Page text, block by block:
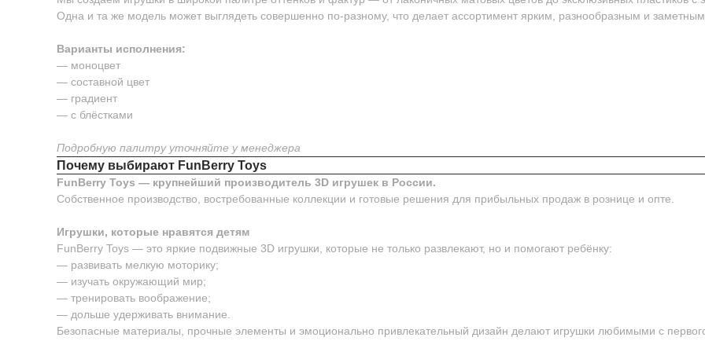
Одна и та же модель может выглядеть совершенно по-разному, что делает ассортимент ярким, разнообразным и заметным
Варианты исполнения:
— моноцвет
— составной цвет
— градиент
— с блёстками
Подробную палитру уточняйте у менеджера
Почему выбирают FunBerry Toys
FunBerry Toys — крупнейший производитель 3D игрушек в России.
Собственное производство, востребованные коллекции и готовые решения для прибыльных продаж в рознице и опте.
Игрушки, которые нравятся детям
FunBerry Toys — это яркие подвижные 3D игрушки, которые не только развлекают, но и помогают ребёнку:
— развивать мелкую моторику;
— изучать окружающий мир;
— тренировать воображение;
— дольше удерживать внимание.
Безопасные материалы, прочные элементы и эмоционально привлекательный дизайн делают игрушки любимыми с первого